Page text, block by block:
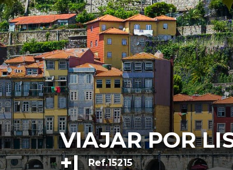
VIAJAR POR
+I Ref.15215